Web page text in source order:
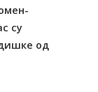
су
од